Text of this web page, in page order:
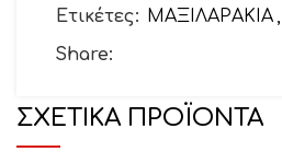
Θέμα
Το μήνυμά σας
Ετικέτες: ΜΑΞΙΛΑΡΑΚΙΑ ,
Share:
ΣΧΕΤΙΚΆ ΠΡΟΪΌΝΤΑ